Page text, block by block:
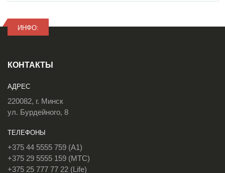
ИНФО:
КОНТАКТЫ
АДРЕС
220082, г. Минск
ул. Бурдейного, 8
ТЕЛЕФОНЫ
+375 44 5555 759 (A1)
+375 29 5555 159 (МТС)
+375 25 777 77 22 (Life)